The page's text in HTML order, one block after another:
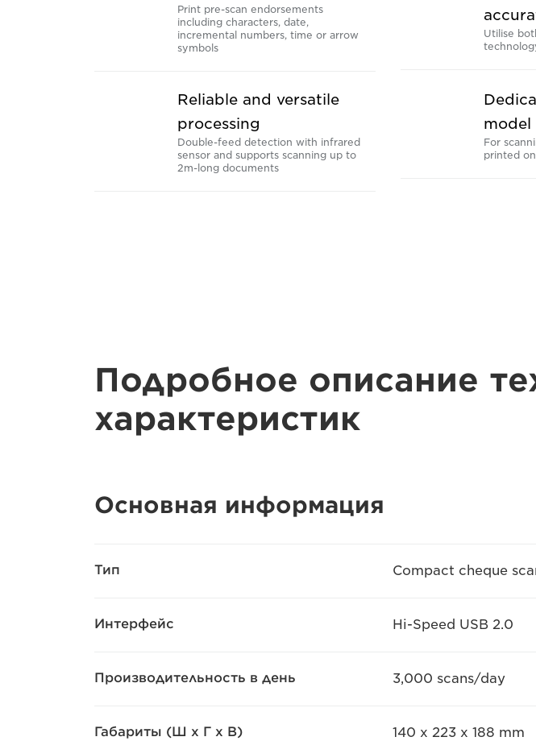
Print pre-scan endorsements
including characters, date,
incremental numbers, time or arrow
symbols
Utilise
Reliable and versatile
processing
Double-feed detection with infrared
sensor and supports scanning up to
2m-long documents
model
For
printed
Подробное описание
характеристик
Основная информация
Тип Compact cheque
Интерфейс Hi-Speed USB 2.0
Производительность в день 3,000 scans/day
Габариты (Ш x Г x В) 140 x 223 x 188 mm